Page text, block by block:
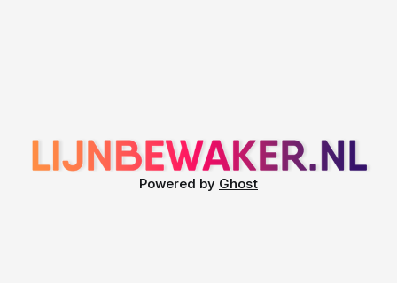
Powered by Ghost